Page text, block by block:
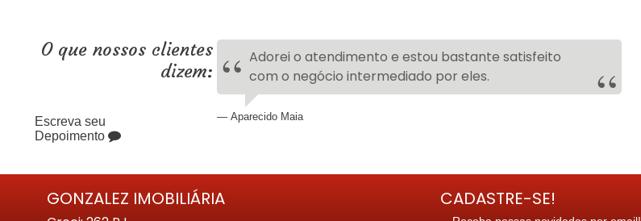
O que nossos clientes
dizem:
Escreva seu
Depoimento
Adorei o atendimento e estou bastante satisfeito
com o negócio intermediado por eles.
Aparecido Maia
GONZALEZ IMOBILIÁRIA CADASTRE-SE!